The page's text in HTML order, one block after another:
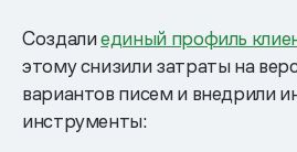
Создалиединый профиль
этому снизили затраты на
вариантов писем и внедрили
инструменты: